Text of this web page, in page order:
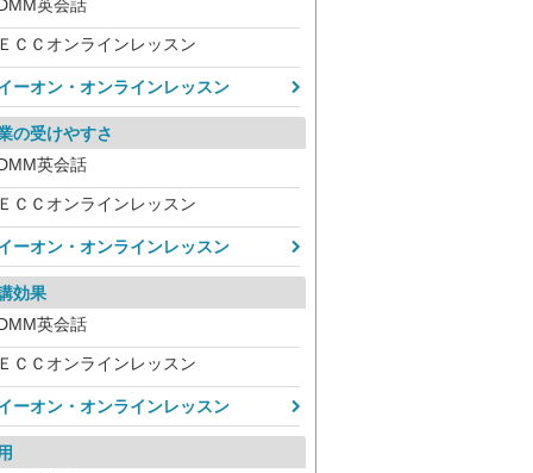
英会話
ＥＣＣオンラインレッスン
ーオン・オンラインレッスン
の受けやすさ
英会話
ＥＣＣオンラインレッスン
ーオン・オンラインレッスン
効果
英会話
ＥＣＣオンラインレッスン
ーオン・オンラインレッスン